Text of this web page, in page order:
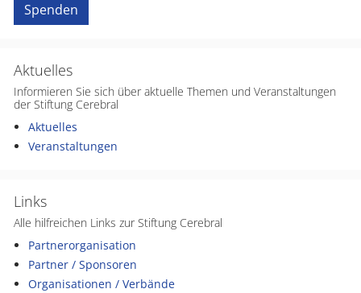
Spenden
Aktuelles
Informieren Sie sich über aktuelle Themen und Veranstaltungen
der Stiftung Cerebral
Aktuelles
Veranstaltungen
Links
Alle hilfreichen Links zur Stiftung Cerebral
Partnerorganisation
Partner / Sponsoren
Organisationen / Verbände